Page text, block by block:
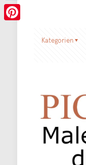
Kategorien
Twitter